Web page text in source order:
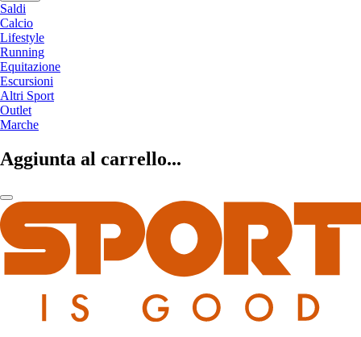
Saldi
Calcio
Lifestyle
Running
Equitazione
Escursioni
Altri Sport
Outlet
Marche
Aggiunta al carrello...